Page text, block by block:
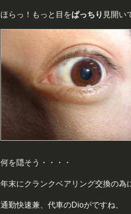
ほらっ！もっと目をぱっちり 見開い
何を隠そう・・・・
年末にクランクベアリング交換の為
通勤快速兼、代車のDioがですね、